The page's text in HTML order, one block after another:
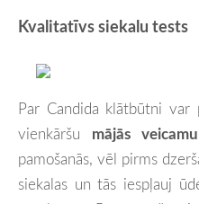
Kvalitatīvs siekalu tests
Par Candida klātbūtni var
vienkāršu mājās
pamošanās, vēl pirms
siekalas un tās iespļauj